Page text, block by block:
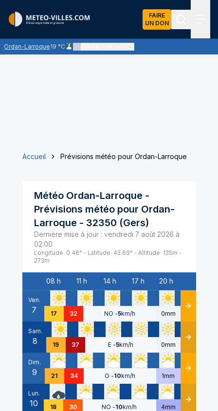
FAIRE
UN DON
Ordan-Larroque19 °C
Ciel peu nuageux - les éclaircies dominent largement
Accueil Prévisions météo pour Ordan-Larroque
Météo Ordan-Larroque -
Prévisions météo pour Ordan-
Larroque - 32350 (Gers)
Dernière mise à jour : vendredi 7 août 2026 à
02:00
Longitude: 0.46° - Latitude: 43.69° - Altitude: 135m -
273m
Date
08 h 11 h 14 h 17 h 20 h
Ven.
7 17 32 NO -5km/h 0mm Détails
Sam.
8 19 37 E -5km/h 0mm Détails
Dim.
9 21 34 O -10km/h 1mm Détails
Lun.
10 18 30 NO -10km/h 4mm Détails